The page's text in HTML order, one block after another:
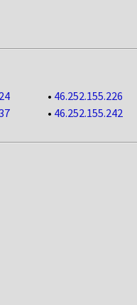
• 46.252.155.226
• 46.252.155.242